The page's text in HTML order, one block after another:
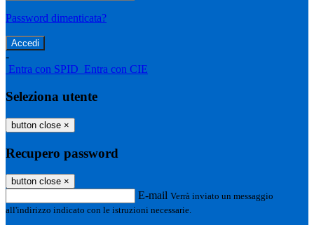
Password dimenticata?
-
Entra con SPID Entra con CIE
Seleziona utente
button close ×
Recupero password
button close ×
E-mail Verrà inviato un messaggio
all'indirizzo indicato con le istruzioni necessarie.